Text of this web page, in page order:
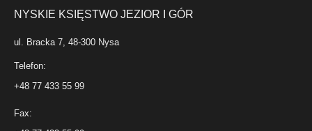
NYSKIE KSIĘSTWO JEZIOR I GÓR
ul. Bracka 7, 48-300 Nysa
Telefon:
+48 77 433 55 99
Fax: